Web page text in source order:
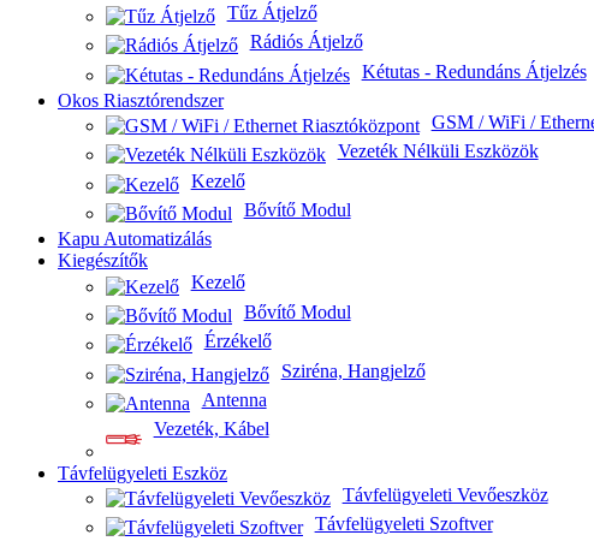
Tűz Átjelző
Rádiós Átjelző
Kétutas - Redundáns Átjelzés
Okos Riasztórendszer
GSM / WiFi /
Vezeték Nélküli Eszközök
Kezelő
Bővítő Modul
Kapu Automatizálás
Kiegészítők
Kezelő
Bővítő Modul
Érzékelő
Sziréna, Hangjelző
Antenna
Vezeték, Kábel
Távfelügyeleti Eszköz
Távfelügyeleti Vevőeszköz
Távfelügyeleti Szoftver